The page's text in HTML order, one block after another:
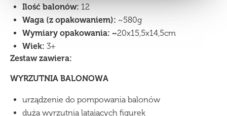
Ilość balonów: 12
Waga (z opakowaniem): ~580g
Wymiary opakowania: ~20x15,5x14,5cm
Wiek: 3+
Zestaw zawiera:
WYRZUTNIA BALONOWA
urządzenie do pompowania balonów
duża wyrzutnia latających figurek